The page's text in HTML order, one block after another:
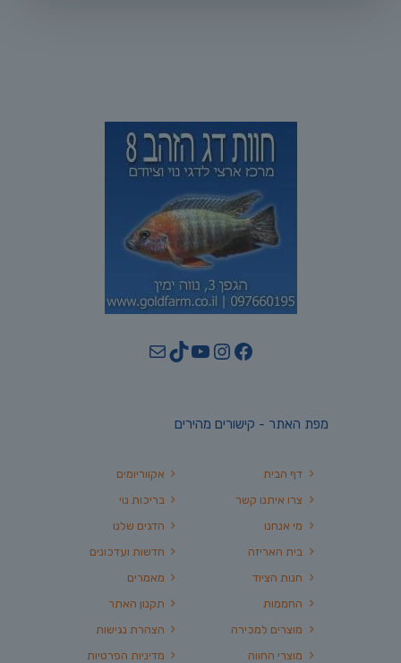
Facebook
Instagram
YouTube
TikTok
Mail
מפת האתר - קישורים מהירים
אקווריומים
בריכות נוי
הדגים שלנו
חדשות ועדכונים
מאמרים
תקנון האתר
הצהרת נגישות
מדיניות הפרטיות
דף הבית
צרו איתנו קשר
מי אנחנו
בית האריזה
חנות הציוד
החממות
מוצרים למכירה
מוצרי החווה